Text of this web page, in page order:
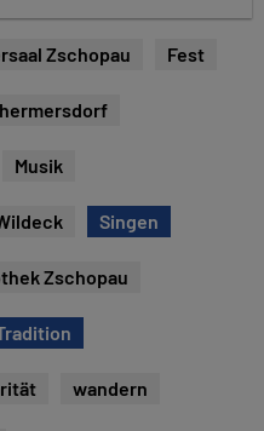
Zschopau Fest
Musik
Singen
Zschopau
wandern